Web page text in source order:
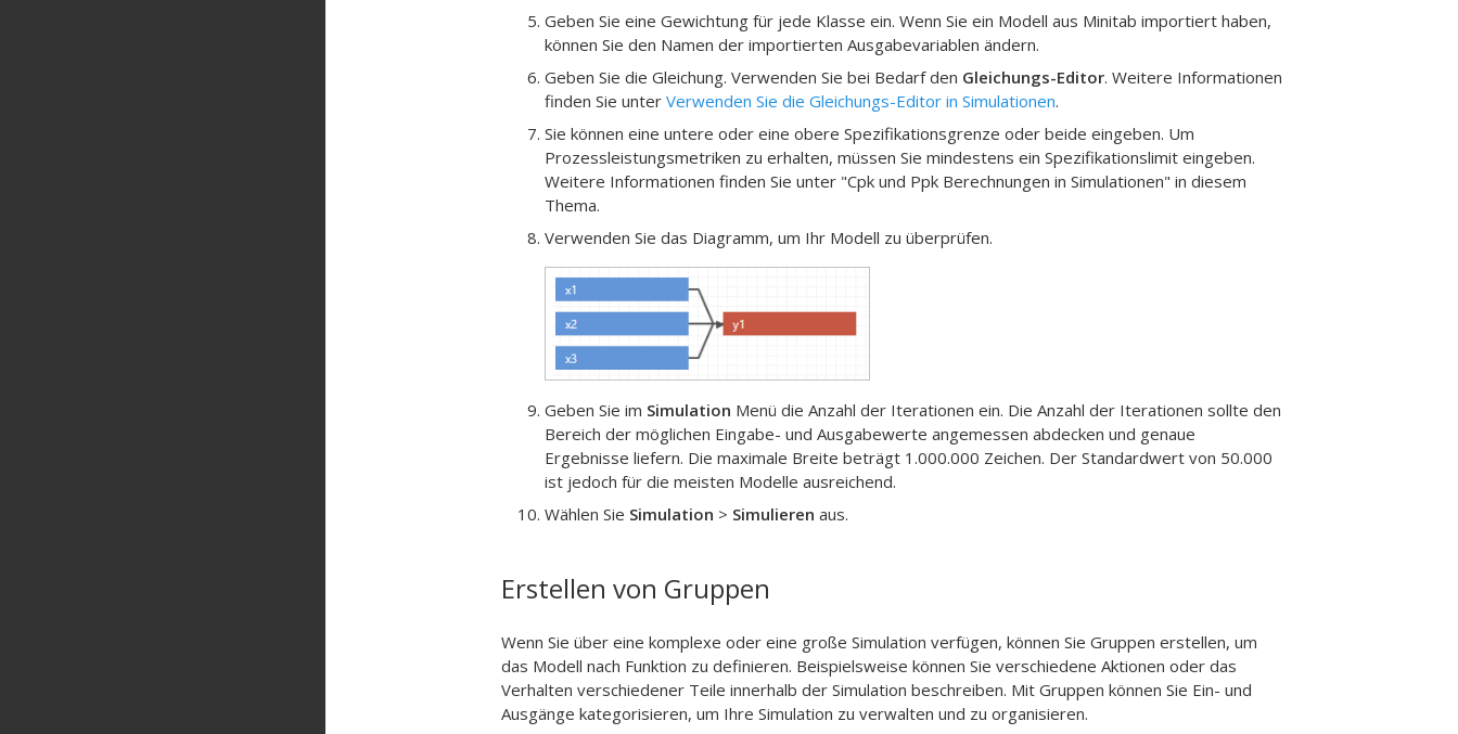
Geben Sie eine Gewichtung für jede Klasse ein. Wenn Sie ein Modell aus Minitab importiert haben,
können Sie den Namen der importierten Ausgabevariablen ändern.
Geben Sie die Gleichung. Verwenden Sie bei Bedarf den Gleichungs-Editor. Weitere Informationen
finden Sie unter Verwenden Sie die Gleichungs-Editor in Simulationen.
Sie können eine untere oder eine obere Spezifikationsgrenze oder beide eingeben. Um
Prozessleistungsmetriken zu erhalten, müssen Sie mindestens ein Spezifikationslimit eingeben.
Weitere Informationen finden Sie unter "Cpk und Ppk Berechnungen in Simulationen" in diesem
Thema.
Verwenden Sie das Diagramm, um Ihr Modell zu überprüfen.
Geben Sie im Simulation Menü die Anzahl der Iterationen ein. Die Anzahl der Iterationen sollte den
Bereich der möglichen Eingabe- und Ausgabewerte angemessen abdecken und genaue
Ergebnisse liefern. Die maximale Breite beträgt 1.000.000 Zeichen. Der Standardwert von 50.000
ist jedoch für die meisten Modelle ausreichend.
Wählen Sie Simulation > Simulieren aus.
Erstellen von Gruppen
Wenn Sie über eine komplexe oder eine große Simulation verfügen, können Sie Gruppen erstellen, um
das Modell nach Funktion zu definieren. Beispielsweise können Sie verschiedene Aktionen oder das
Verhalten verschiedener Teile innerhalb der Simulation beschreiben. Mit Gruppen können Sie Ein- und
Ausgänge kategorisieren, um Ihre Simulation zu verwalten und zu organisieren.